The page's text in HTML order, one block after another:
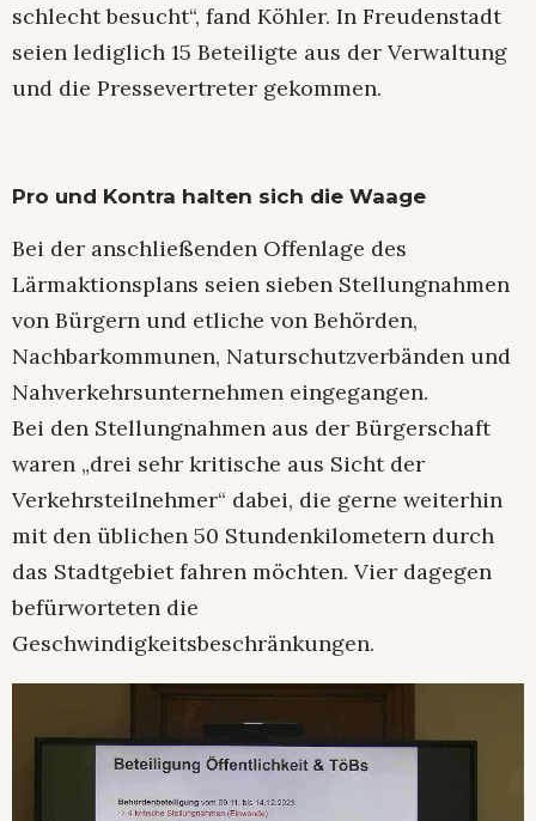
schlecht besucht“, fand Köhler. In Freudenstadt
seien lediglich 15 Beteiligte aus der Verwaltung
und die Pressevertreter gekommen.
Pro und Kontra halten sich die Waage
Bei der anschließenden Offenlage des
Lärmaktionsplans seien sieben Stellungnahmen
von Bürgern und etliche von Behörden,
Nachbarkommunen, Naturschutzverbänden und
Nahverkehrsunternehmen eingegangen.
Bei den Stellungnahmen aus der Bürgerschaft
waren „drei sehr kritische aus Sicht der
Verkehrsteilnehmer“ dabei, die gerne weiterhin
mit den üblichen 50 Stundenkilometern durch
das Stadtgebiet fahren möchten. Vier dagegen
befürworteten die
Geschwindigkeitsbeschränkungen.